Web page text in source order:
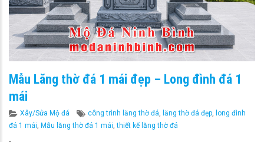
Mẫu Lăng thờ đá 1 mái đẹp – Long đình đá 1
mái
Categories
Xây/Sửa Mộ đá Tags
công trình lăng thờ đá, lăng thờ đá đẹp, long đình
đá 1 mái, Mẫu lăng thờ đá 1 mái,thiết kế lăng thờ đá